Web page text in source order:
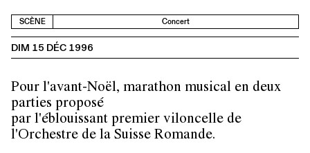
SCÈNE Concert
DIM 15 DÉC 1996
Pour l'avant-Noël, marathon musical en deux
parties proposé
par l'éblouissant premier viloncelle de
l'Orchestre de la Suisse Romande.